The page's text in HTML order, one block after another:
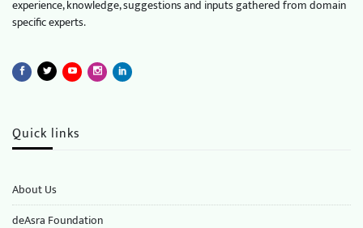
experience, knowledge, suggestions and inputs gathered from domain
specific experts.
Quick links
About Us
deAsra Foundation